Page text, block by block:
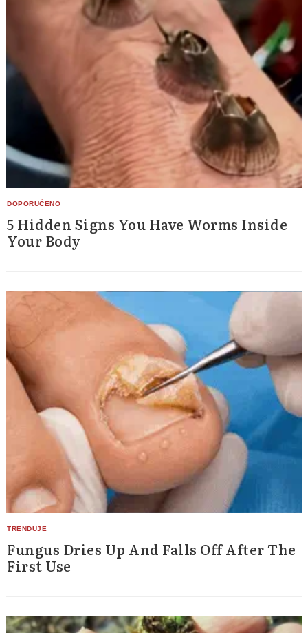
5 Hidden Signs You Have Worms Inside
Your Body
Fungus Dries Up And Falls Off After The
First Use